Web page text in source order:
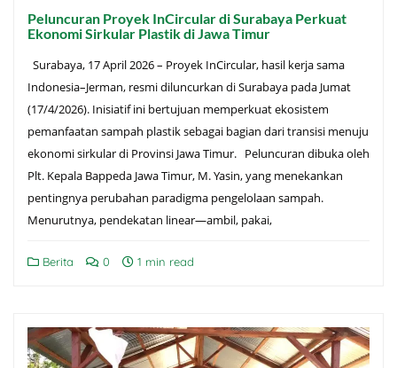
Peluncuran Proyek InCircular di Surabaya Perkuat
Ekonomi Sirkular Plastik di Jawa Timur
Surabaya, 17 April 2026 – Proyek InCircular, hasil kerja sama
Indonesia–Jerman, resmi diluncurkan di Surabaya pada Jumat
(17/4/2026). Inisiatif ini bertujuan memperkuat ekosistem
pemanfaatan sampah plastik sebagai bagian dari transisi menuju
ekonomi sirkular di Provinsi Jawa Timur. Peluncuran dibuka oleh
Plt. Kepala Bappeda Jawa Timur, M. Yasin, yang menekankan
pentingnya perubahan paradigma pengelolaan sampah.
Menurutnya, pendekatan linear—ambil, pakai,
Berita 0 1 min read